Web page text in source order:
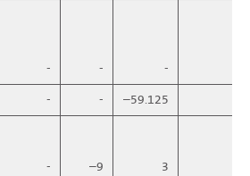
- - -
- - –59.125
- –9 3